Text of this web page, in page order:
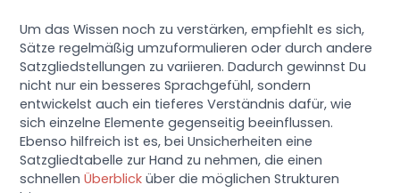
Um das Wissen noch zu verstärken, empfiehlt es sich,
Sätze regelmäßig umzuformulieren oder durch andere
Satzgliedstellungen zu variieren. Dadurch gewinnst Du
nicht nur ein besseres Sprachgefühl, sondern
entwickelst auch ein tieferes Verständnis dafür, wie
sich einzelne Elemente gegenseitig beeinflussen.
Ebenso hilfreich ist es, bei Unsicherheiten eine
Satzgliedtabelle zur Hand zu nehmen, die einen
schnellenÜberblick über die möglichen Strukturen